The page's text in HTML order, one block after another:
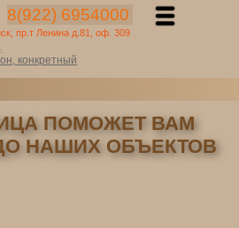
8(922) 6954000
пр.т Ленина д.81, оф. 309
г.
конкретный
ПОМОЖЕТ ВАМ
НАШИХ ОБЪЕКТОВ